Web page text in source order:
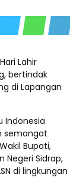
Lahir
bertindak
di Lapangan
Indonesia
semangat
Bupati,
Negeri Sidrap,
di lingkungan